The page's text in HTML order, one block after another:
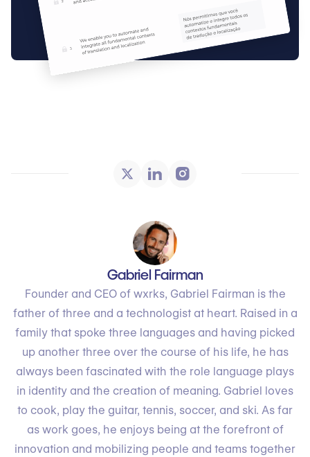
Gabriel Fairman
Founder and CEO of wxrks, Gabriel Fairman is the
father of three and a technologist at heart. Raised in a
family that spoke three languages and having picked
up another three over the course of his life, he has
always been fascinated with the role language plays
in identity and the creation of meaning. Gabriel loves
to cook, play the guitar, tennis, soccer, and ski. As far
as work goes, he enjoys being at the forefront of
innovation and mobilizing people and teams together